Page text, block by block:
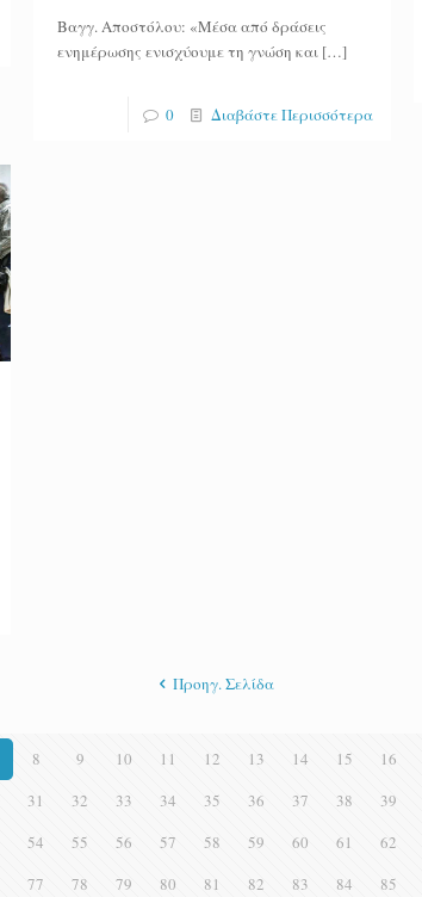
Βαγγ. Αποστόλου: «Μέσα από δράσεις
ενημέρωσης ενισχύουμε τη γνώση και […]
0 Διαβάστε Περισσότερα
Προηγ. Σελίδα
8 9 10 11 12 13 14 15 16
31 32 33 34 35 36 37 38 39
54 55 56 57 58 59 60 61 62
77 78 79 80 81 82 83 84 85